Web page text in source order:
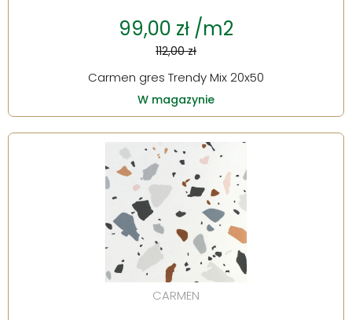
99,00 zł /m2
112,00 zł
Carmen gres Trendy Mix 20x50
W magazynie
CARMEN